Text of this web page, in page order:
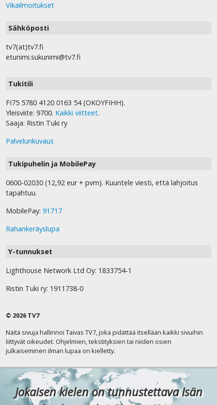
Vikailmoitukset
Sähköposti
tv7(at)tv7.fi
etunimi.sukunimi@tv7.fi
Tukitili
FI75 5780 4120 0163 54 (OKOYFIHH).
Yleisviite: 9700. Kaikki viitteet.
Saaja: Ristin Tuki ry
Palvelunkuvaus
Tukipuhelin ja MobilePay
0600-02030 (12,92 eur + pvm). Kuuntele viesti, että lahjoitus
tapahtuu.
MobilePay: 91717
Rahankeräyslupa
Y-tunnukset
Lighthouse Network Ltd Oy: 1833754-1
Ristin Tuki ry: 1911738-0
© 2026 TV7
Näitä sivuja hallinnoi Taivas TV7, joka pidättää itsellään kaikki sivuihin
liittyvät oikeudet. Ohjelmien, tekstityksien tai niiden osien
julkaiseminen ilman lupaa on kielletty.
Jokaisen kielen on tunnustettava Isän